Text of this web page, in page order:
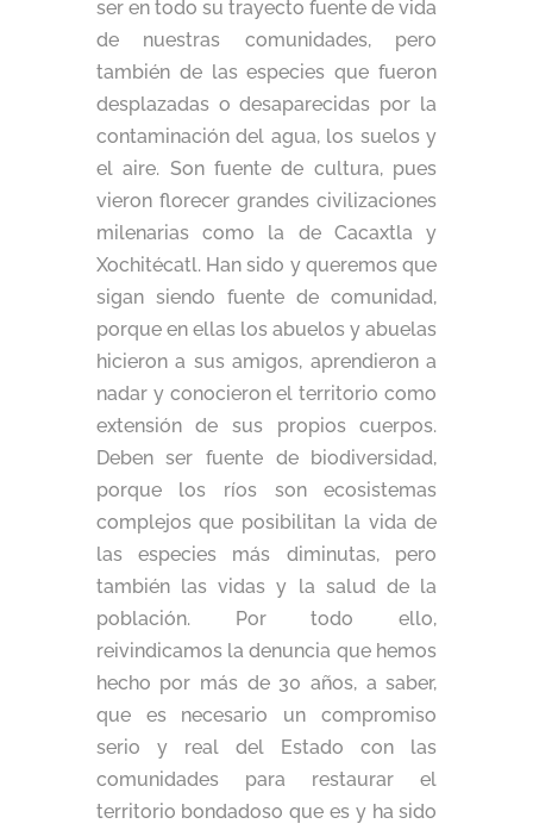
ser en todo su trayecto fuente de vida
de nuestras comunidades, pero
también de las especies que fueron
desplazadas o desaparecidas por la
contaminación del agua, los suelos y
el aire. Son fuente de cultura, pues
vieron florecer grandes civilizaciones
milenarias como la de Cacaxtla y
Xochitécatl. Han sido y queremos que
sigan siendo fuente de comunidad,
porque en ellas los abuelos y abuelas
hicieron a sus amigos, aprendieron a
nadar y conocieron el territorio como
extensión de sus propios cuerpos.
Deben ser fuente de biodiversidad,
porque los ríos son ecosistemas
complejos que posibilitan la vida de
las especies más diminutas, pero
también las vidas y la salud de la
población. Por todo ello,
reivindicamos la denuncia que hemos
hecho por más de 30 años, a saber,
que es necesario un compromiso
serio y real del Estado con las
comunidades para restaurar el
territorio bondadoso que es y ha sido